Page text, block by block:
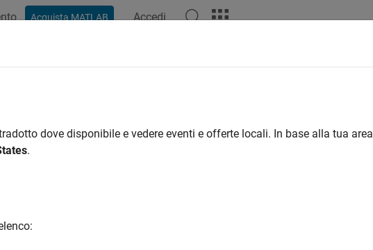
Acquista MATLAB Accedi
How useful was this information?
dove disponibile e vedere eventi e offerte locali. In base alla tua area
.